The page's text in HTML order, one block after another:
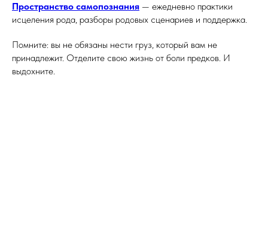
Пространство самопознания — ежедневно практики
исцеления рода, разборы родовых сценариев и поддержка.
Помните: вы не обязаны нести груз, который вам не
принадлежит. Отделите свою жизнь от боли предков. И
выдохните.